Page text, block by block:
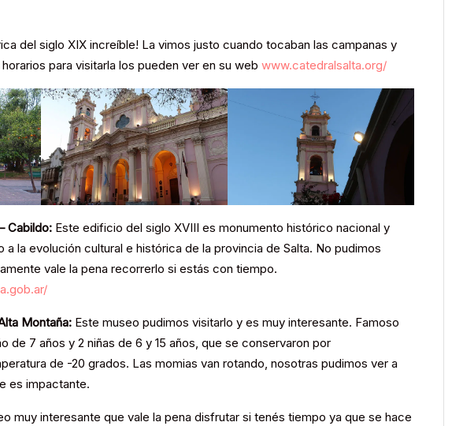
del siglo XIX increíble! La vimos justo cuando tocaban las campanas y
para visitarla los pueden ver en su web www.catedralsalta.org/
Cabildo: Este edificio del siglo XVIII es monumento histórico nacional y
a la evolución cultural e histórica de la provincia de Salta. No pudimos
vale la pena recorrerlo si estás con tiempo.
Montaña: Este museo pudimos visitarlo y es muy interesante. Famoso
de 7 años y 2 niñas de 6 y 15 años, que se conservaron por
de -20 grados. Las momias van rotando, nosotras pudimos ver a
es impactante.
muy interesante que vale la pena disfrutar si tenés tiempo ya que se hace